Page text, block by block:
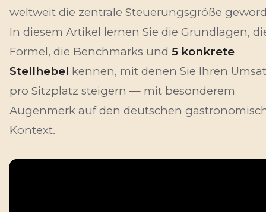
weltweit die zentrale Steuerungsgröße
In diesem Artikel lernen Sie die Grundlagen,
Formel, die Benchmarks und 5 konkrete
Stellhebel kennen, mit denen Sie Ihren
pro Sitzplatz steigern — mit besonderem
Augenmerk auf den deutschen
Kontext.